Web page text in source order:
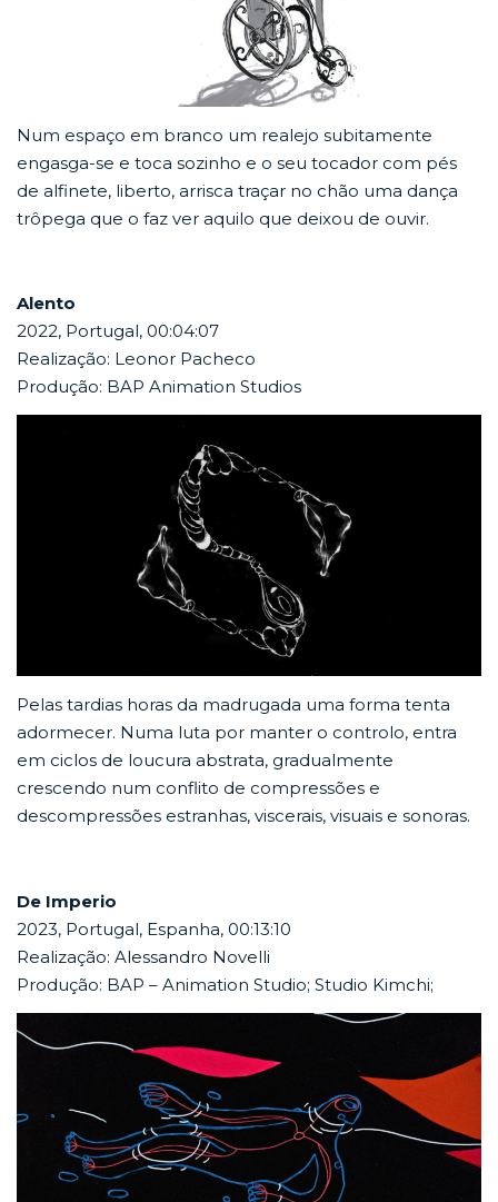
Num espaço em branco um realejo subitamente
engasga-se e toca sozinho e o seu tocador com pés
de alfinete, liberto, arrisca traçar no chão uma dança
trôpega que o faz ver aquilo que deixou de ouvir.
Alento
2022, Portugal, 00:04:07
Realização: Leonor Pacheco
Produção: BAP Animation Studios
Pelas tardias horas da madrugada uma forma tenta
adormecer. Numa luta por manter o controlo, entra
em ciclos de loucura abstrata, gradualmente
crescendo num conflito de compressões e
descompressões estranhas, viscerais, visuais e sonoras.
De Imperio
2023, Portugal, Espanha, 00:13:10
Realização: Alessandro Novelli
Produção: BAP – Animation Studio; Studio Kimchi;